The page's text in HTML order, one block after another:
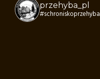
przehyba_pl
#schroniskoprzehyba